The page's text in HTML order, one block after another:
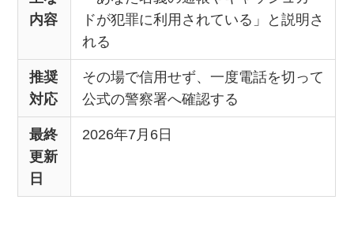
内容
ドが犯罪に利用されている」と説明さ
れる
推奨
対応
その場で信用せず、一度電話を切って
公式の警察署へ確認する
最終
更新
日
2026年7月6日